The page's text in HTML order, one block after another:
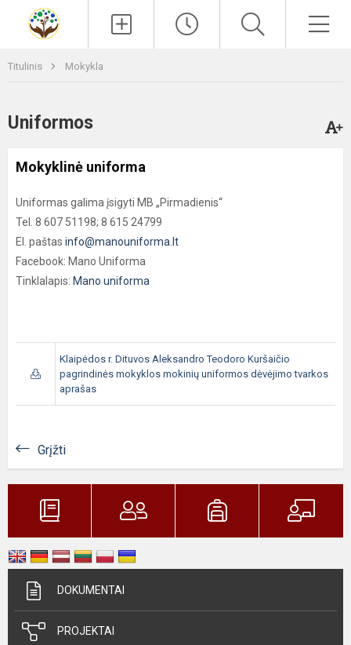
Titulinis Mokykla
Uniformos
Mokyklinė uniforma
Uniformas galima įsigyti MB „Pirmadienis“
Tel. 8 607 51198; 8 615 24799
El. paštas info@manouniforma.lt
Facebook: Mano Uniforma
Tinklalapis: Mano uniforma
Klaipėdos r. Dituvos Aleksandro Teodoro Kuršaičio
pagrindinės mokyklos mokinių uniformos dėvėjimo tvarkos
aprašas
Grįžti
DOKUMENTAI
PROJEKTAI